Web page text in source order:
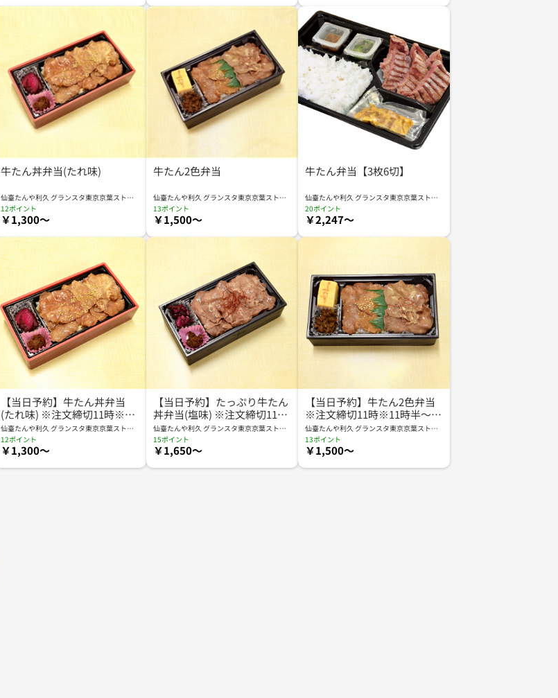
牛たん丼弁当(たれ味)
仙臺たんや利久 グランスタ東京京葉ストリ
ート店 KYS
12ポイント
￥1,300～
牛たん2色弁当
仙臺たんや利久 グランスタ東京京葉ストリ
ート店 KYS
13ポイント
￥1,500～
牛たん弁当【3枚6切】
仙臺たんや利久 グランスタ東京京葉ストリ
ート店 KYS
20ポイント
￥2,247～
【当日予約】牛たん丼弁当
(たれ味) ※注文締切11時※11
時半～18時受取
仙臺たんや利久 グランスタ東京京葉ストリ
ート店 KYS
12ポイント
￥1,300～
【当日予約】たっぷり牛たん
丼弁当(塩味) ※注文締切11時
※11時半～18時受取
仙臺たんや利久 グランスタ東京京葉ストリ
ート店 KYS
15ポイント
￥1,650～
【当日予約】牛たん2色弁当
※注文締切11時※11時半～18
時受取
仙臺たんや利久 グランスタ東京京葉ストリ
ート店 KYS
13ポイント
￥1,500～